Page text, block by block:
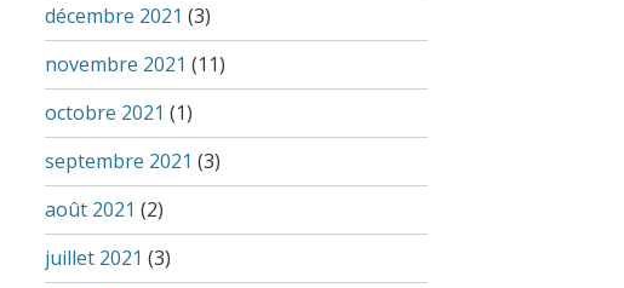
décembre 2021 (3)
novembre 2021 (11)
octobre 2021 (1)
septembre 2021 (3)
août 2021 (2)
juillet 2021 (3)